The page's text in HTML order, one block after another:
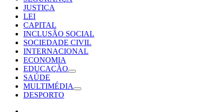
JUSTIÇA
LEI
CAPITAL
INCLUSÃO SOCIAL
SOCIEDADE CIVIL
INTERNACIONAL
ECONOMIA
EDUCAÇÃO
SAÚDE
MULTIMÉDIA
DESPORTO